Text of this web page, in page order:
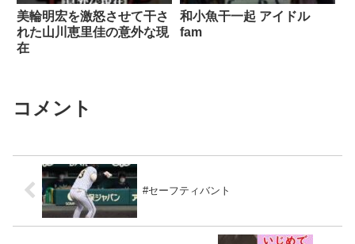
美輪明宏を激怒させて干さ
れた山川恵里佳の意外な現
在
和小魚干一起 アイドル
fam
コメント
#セーフティバント